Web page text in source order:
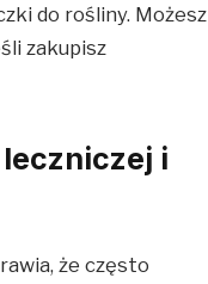
do rośliny. Możesz
zakupisz
i
że często